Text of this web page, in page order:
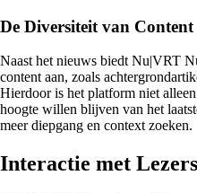
De Diversiteit van Content
Naast het nieuws biedt Nu|VRT
content aan, zoals
Hierdoor is het platform niet
hoogte willen blijven van het
meer diepgang en context zoeken.
Interactie met Lezers